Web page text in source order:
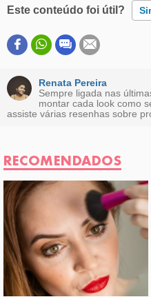
Este conteúdo foi útil?
Este conteúdo contém
Este conteúdo não tem a
Outro
Renata Pereira
Sempre ligada nas
montar cada look como
assiste várias resenhas sobre
RECOMENDADOS